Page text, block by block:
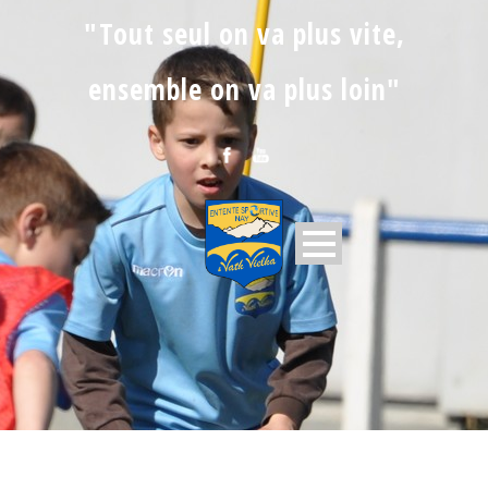
"Tout seul on va plus vite,
ensemble on va plus loin"